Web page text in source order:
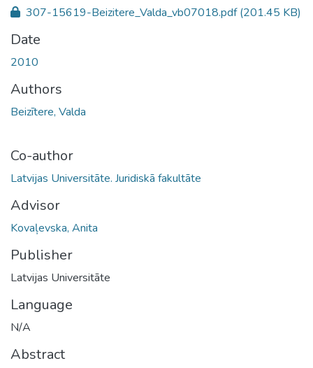
307-15619-Beizitere_Valda_vb07018.pdf(201.45 KB)
Date
2010
Authors
Beizītere, Valda
Co-author
Latvijas Universitāte. Juridiskā fakultāte
Advisor
Kovaļevska, Anita
Publisher
Latvijas Universitāte
Language
N/A
Abstract